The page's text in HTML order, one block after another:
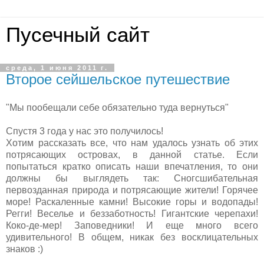
Пусечный сайт
среда, 1 июня 2011 г.
Второе сейшельское путешествие
"Мы пообещали себе обязательно туда вернуться"
Спустя 3 года у нас это получилось!
Хотим рассказать все, что нам удалось узнать об этих
потрясающих островах, в данной статье. Если
попытаться кратко описать наши впечатления, то они
должны бы выглядеть так: Сногсшибательная
первозданная природа и потрясающие жители! Горячее
море! Раскаленные камни! Высокие горы и водопады!
Регги! Веселье и беззаботность! Гигантские черепахи!
Коко-де-мер! Заповедники! И еще много всего
удивительного! В общем, никак без восклицательных
знаков :)